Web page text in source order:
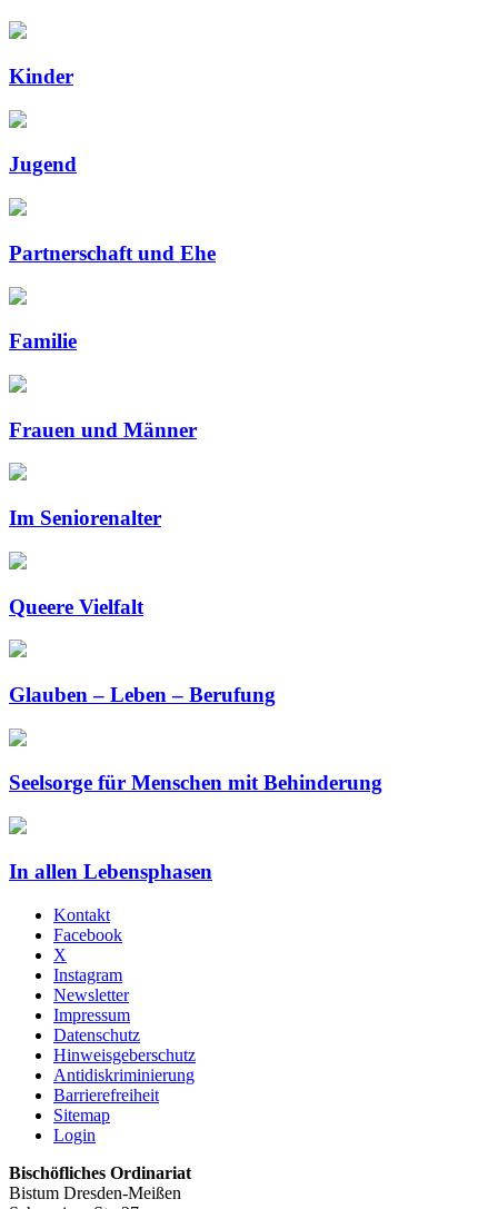
Kinder
Jugend
Partnerschaft und Ehe
Familie
Frauen und Männer
Im Seniorenalter
Queere Vielfalt
Glauben – Leben – Berufung
Seelsorge für Menschen mit Behinderung
In allen Lebensphasen
Kontakt
Facebook
X
Instagram
Newsletter
Impressum
Datenschutz
Hinweisgeberschutz
Antidiskriminierung
Barrierefreiheit
Sitemap
Login
Bischöfliches Ordinariat
Bistum Dresden-Meißen